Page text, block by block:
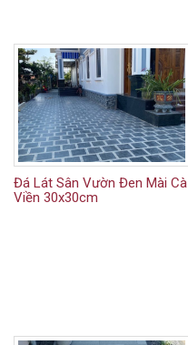
Đá Lát Sân Vườn Đen Mài Cà
Viền 30x30cm